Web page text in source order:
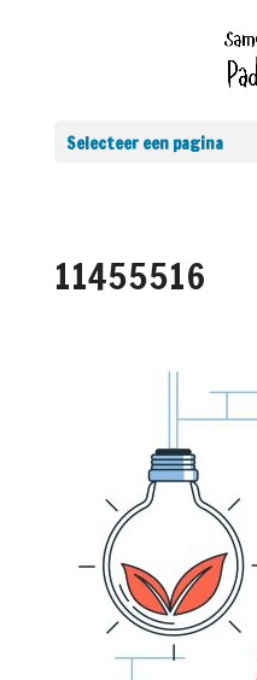
Selecteer een pagina
11455516